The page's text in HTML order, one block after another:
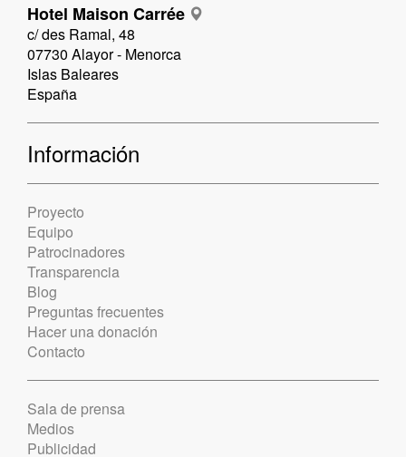
Hotel Maison Carrée
c/ des Ramal, 48
07730 Alayor - Menorca
Islas Baleares
España
Información
Proyecto
Equipo
Patrocinadores
Transparencia
Blog
Preguntas frecuentes
Hacer una donación
Contacto
Sala de prensa
Medios
Publicidad